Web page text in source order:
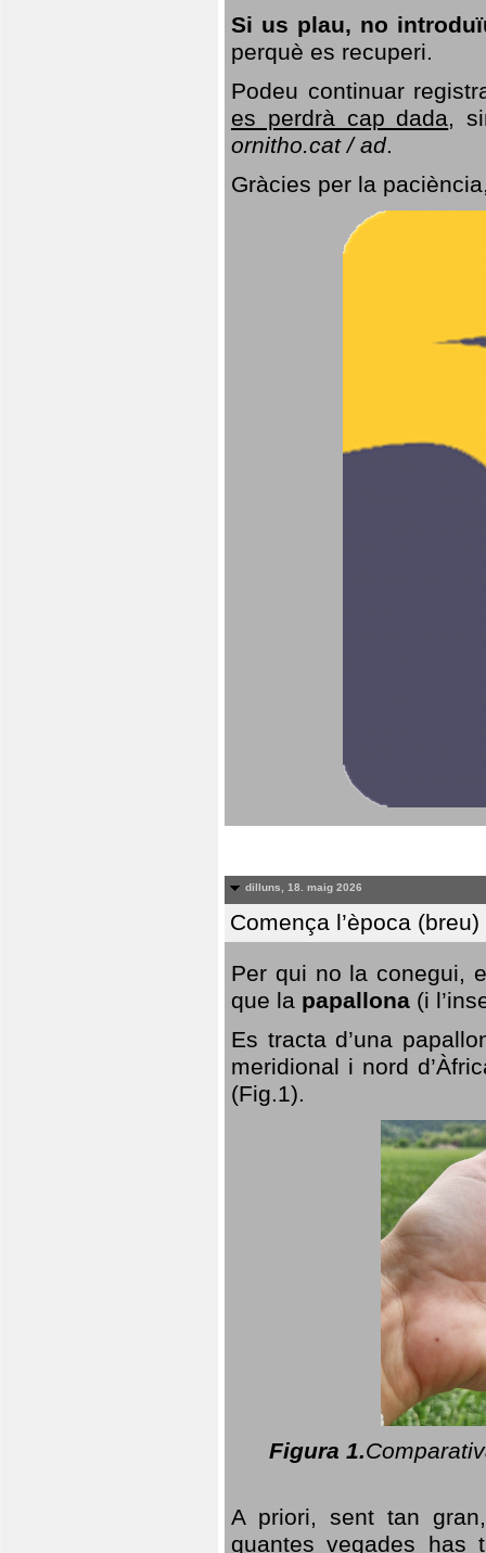
Si us plau, no
perquè es recuperi.
Podeu continuar
es perdrà cap dada,
ornitho.cat / ad.
Gràcies per la
dilluns, 18. maig 2026
Comença l’època
Per qui no la conegui,
que la papallona (i
Es tracta d’una
meridional i nord
(Fig.1).
Figura 1.
A priori, sent tan
quantes vegades has